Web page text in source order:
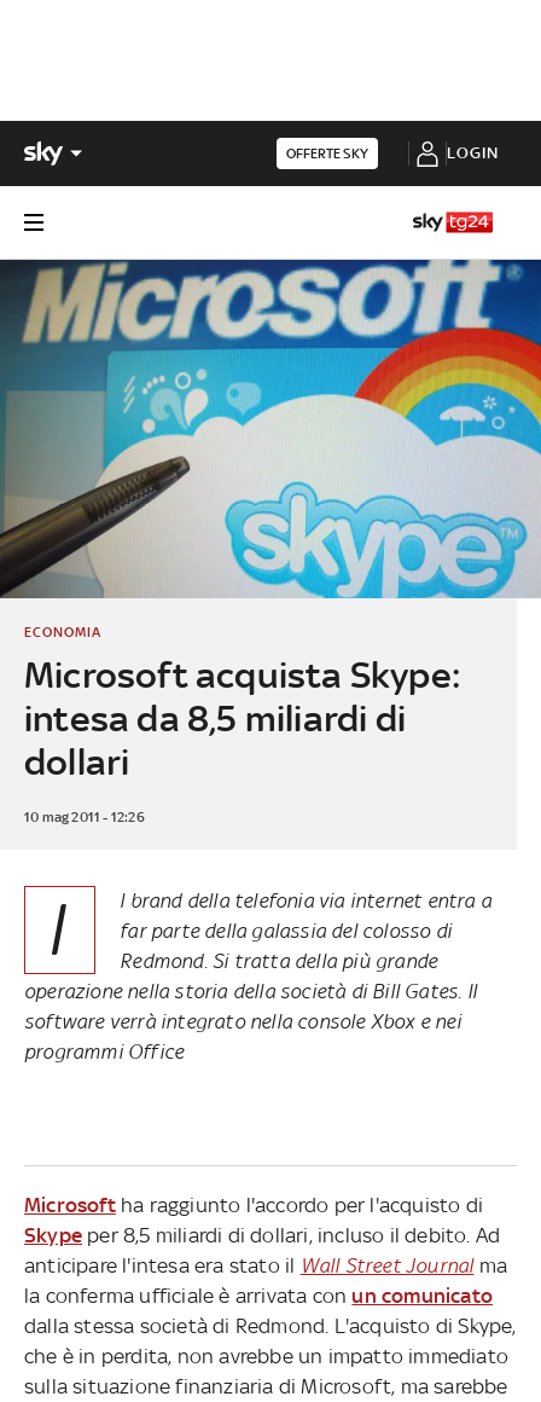
OFFERTE SKY LOGIN
Microsoft acquista Skype:
intesa da 8,5 miliardi di
dollari
ECONOMIA
10 mag 2011 - 12:26
I
l brand della telefonia via internet entra a
far parte della galassia del colosso di
Redmond. Si tratta della più grande
operazione nella storia della società di Bill Gates. Il
software verrà integrato nella console Xbox e nei
programmi Office
Microsoftha raggiunto l'accordo per l'acquisto di
Skypeper 8,5 miliardi di dollari, incluso il debito. Ad
anticipare l'intesa era stato il Wall Street Journalma
la conferma ufficiale è arrivata conun comunicato
dalla stessa società di Redmond. L'acquisto di Skype,
che è in perdita, non avrebbe un impatto immediato
sulla situazione finanziaria di Microsoft, ma sarebbe